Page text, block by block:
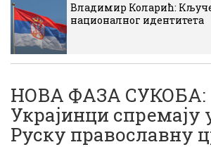
Владимир Коларић:
националног идентитета
НОВА ФАЗА СУКОБА:
Украјинци спремају
Руску православну